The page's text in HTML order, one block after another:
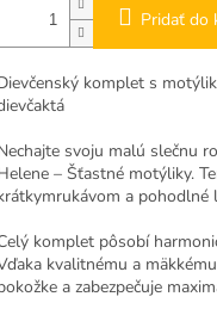
Pridať do
komplet s
svoju malú slečnu
– Šťastné motýliky.
a pohodlné
komplet pôsobí
kvalitnému a
a zabezpečuje